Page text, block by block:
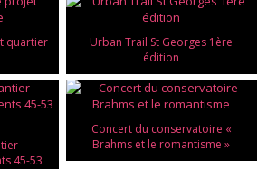
quartier
Urban Trail St Georges 1ère
édition
45-53
Concert du conservatoire «
Brahms et le romantisme »